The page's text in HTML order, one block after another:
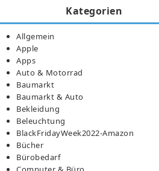
Kategorien
Allgemein
Apple
Apps
Auto & Motorrad
Baumarkt
Baumarkt & Auto
Bekleidung
Beleuchtung
BlackFridayWeek2022-Amazon
Bücher
Bürobedarf